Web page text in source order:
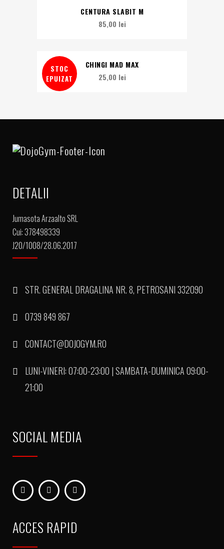
CENTURA SLABIT M
85,00 lei
STOC
EPUIZAT
CHINGI MAD MAX
25,00 lei
DETALII
Jumasota Arzaalto SRL
Cui: 378498339
J20/1008/28.06.2017
STR. GENERAL DRAGALINA NR. 8, PETROSANI 332090
0739 849 867
CONTACT@DOJOGYM.RO
LUNI-VINERI: 07:00-23:00 | SAMBATA-DUMINICA 09:00-
21:00
SOCIAL MEDIA
ACCES RAPID